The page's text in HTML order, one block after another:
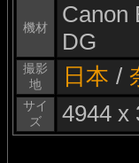
機材
Canon
DG
撮影
地
日本 /
サイ
ズ
4944 x